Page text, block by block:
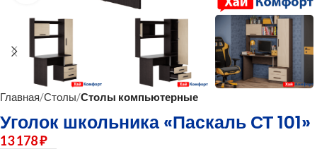
Главная Столы Столы компьютерные
Уголок школьника «Паскаль СТ 101»
13 178₽